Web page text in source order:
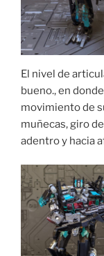
El nivel de
bueno., en
movimiento de
muñecas, giro
adentro y hacia